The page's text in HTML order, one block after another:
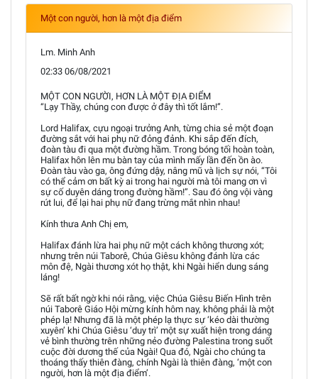
Một con người, hơn là một địa điểm
Lm. Minh Anh
02:33 06/08/2021
MỘT CON NGƯỜI, HƠN LÀ MỘT ĐỊA ĐIỂM
“Lạy Thầy, chúng con được ở đây thì tốt lắm!”.
Lord Halifax, cựu ngoại trưởng Anh, từng chia sẻ một đoạn
đường sắt với hai phụ nữ đỏng đảnh. Khi sắp đến đích,
đoàn tàu đi qua một đường hầm. Trong bóng tối hoàn toàn,
Halifax hôn lên mu bàn tay của mình mấy lần đến ồn ào.
Đoàn tàu vào ga, ông đứng dậy, nâng mũ và lịch sự nói, “Tôi
có thể cảm ơn bất kỳ ai trong hai người mà tôi mang ơn vì
sự cố duyên dáng trong đường hầm!”. Sau đó ông vội vàng
rút lui, để lại hai phụ nữ đang trừng mắt nhìn nhau!
Kính thưa Anh Chị em,
Halifax đánh lừa hai phụ nữ một cách không thương xót;
nhưng trên núi Taborê, Chúa Giêsu không đánh lừa các
môn đệ, Ngài thương xót họ thật, khi Ngài hiển dung sáng
láng!
Sẽ rất bất ngờ khi nói rằng, việc Chúa Giêsu Biến Hình trên
núi Taborê Giáo Hội mừng kính hôm nay, không phải là một
phép lạ! Nhưng đã là một phép lạ thực sự ‘kéo dài thường
xuyên’ khi Chúa Giêsu ‘duy trì’ một sự xuất hiện trong dáng
vẻ bình thường trên những nẻo đường Palestina trong suốt
cuộc đời dương thế của Ngài! Qua đó, Ngài cho chúng ta
thoáng thấy thiên đàng, chính Ngài là thiên đàng, ‘một con
người, hơn là một địa điểm’.